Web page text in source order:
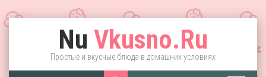
Nu Vkusno.Ru
Простые и вкусные блюда в домашних условиях